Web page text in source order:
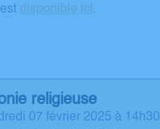
disponible ici .
religieuse
07 février 2025 à 14h30